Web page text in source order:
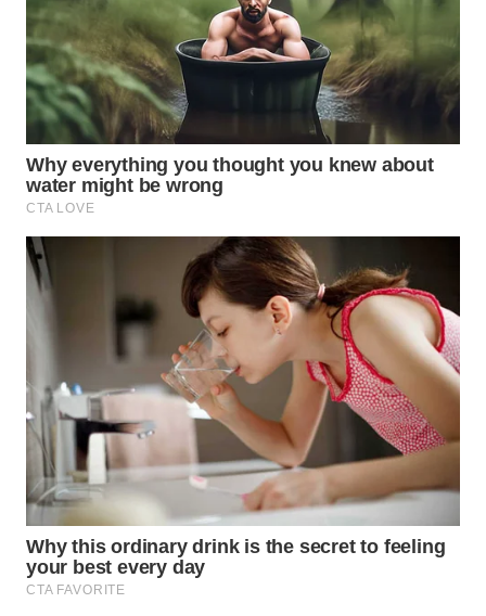
WN
TANJUNG
LESUNG
WN
WN
SIMALUNGUN
LABUHANBATU
TAPANULI
TENGAH
WN DELI
SERDANG
WN
TEBING
TINGGI